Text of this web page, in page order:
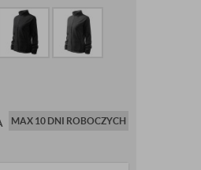
MAX 10 DNI ROBOCZYCH